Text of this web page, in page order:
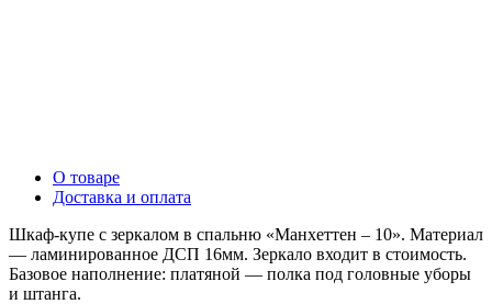
О товаре
Доставка и оплата
Шкаф-купе с зеркалом в спальню «Манхеттен – 10». Материал
— ламинированное ДСП 16мм. Зеркало входит в стоимость.
Базовое наполнение: платяной — полка под головные уборы
и штанга.